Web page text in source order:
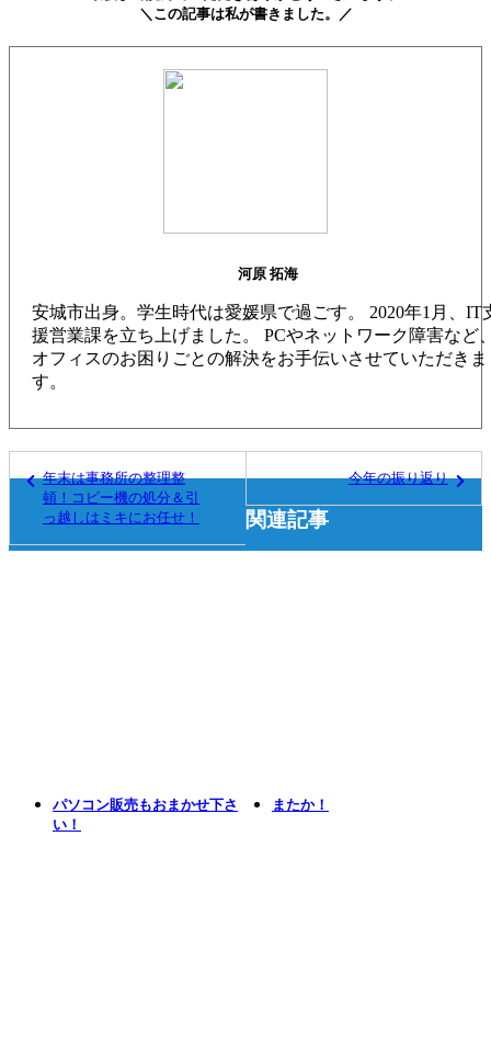
＼この記事は私が書きました。／
河原 拓海
安城市出身。学生時代は愛媛県で過ごす。 2020年1月、IT
援営業課を立ち上げました。 PCやネットワーク障害など
オフィスのお困りごとの解決をお手伝いさせていただきま
す。
年末は事務所の整理整
頓！コピー機の処分＆引
っ越しはミキにお任せ！
今年の振り返り
関連記事
パソコン販売もおまかせ下さ
い！
またか！